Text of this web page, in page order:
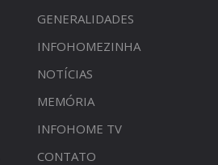
GENERALIDADES
INFOHOMEZINHA
NOTÍCIAS
MEMÓRIA
INFOHOME TV
CONTATO